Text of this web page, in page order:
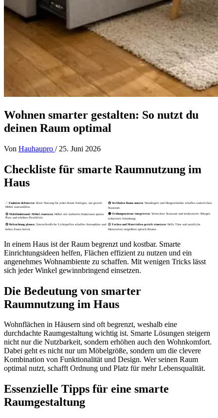
Wohnen smarter gestalten: So nutzt du
deinen Raum optimal
Von Hauhaupro / 25. Juni 2026
Checkliste für smarte Raumnutzung im
Haus
✅ Funktion definieren: Klare Nutzung für jeden Raum festlegen, um gezielt
Möbel auszuwählen.
🟢 Vertikalen Raum nutzen: Wandregale und Hängeschränke schaffen zusätzlichen
Stauraum.
🔵 Multifunktionale Möbel einsetzen: Möbel mit mehreren Funktionen sparen
Platz und erhöhen Flexibilität.
🟠Ordnungssysteme integrieren: Versteckter Stauraum und strukturierte Ablagen
reduzieren Unordnung.
🟣 Beleuchtung planen: Unterschiedliche Lichtquellen schaffen Atmosphäre und
heben Zonen hervor.
🟡 Farben und Materialien gezielt einsetzen: Helle Töne und natürliche
Materialien vergrößern optisch Räume.
In einem Haus ist der Raum begrenzt und kostbar. Smarte
Einrichtungsideen helfen, Flächen effizient zu nutzen und ein
angenehmes Wohnambiente zu schaffen. Mit wenigen Tricks lässt
sich jeder Winkel gewinnbringend einsetzen.
Die Bedeutung von smarter
Raumnutzung im Haus
Wohnflächen in Häusern sind oft begrenzt, weshalb eine
durchdachte Raumgestaltung wichtig ist. Smarte Lösungen steigern
nicht nur die Nutzbarkeit, sondern erhöhen auch den Wohnkomfort.
Dabei geht es nicht nur um Möbelgröße, sondern um die clevere
Kombination von Funktionalität und Design. Wer seinen Raum
optimal nutzt, schafft Ordnung und Platz für mehr Lebensqualität.
Essenzielle Tipps für eine smarte
Raumgestaltung